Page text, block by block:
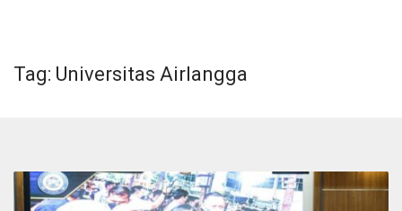
Tag: Universitas Airlangga